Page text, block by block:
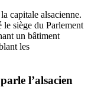
capitale alsacienne.
le siège du Parlement
un bâtiment
les
l’alsacien